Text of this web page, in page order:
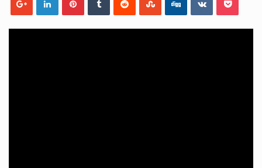
A Delegacia de Saúde do Porto Novo, Santo Antão, anunciou esta quarta feira a realização…